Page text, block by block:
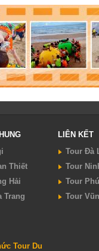
Thiết
Hải
Trang
LIÊN KẾT
Tour Đà
Tour
Tour
Tour
Tour Du